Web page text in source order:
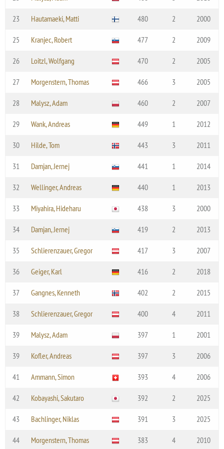
23 Hautamaeki, Matti 480 2 2000
25 Kranjec, Robert 477 2 2009
26 Loitzl, Wolfgang 470 2 2005
27 Morgenstern, Thomas 466 3 2005
28 Malysz, Adam 460 2 2007
29 Wank, Andreas 449 1 2012
30 Hilde, Tom 443 3 2011
31 Damjan, Jernej 441 1 2014
32 Wellinger, Andreas 440 1 2013
33 Miyahira, Hideharu 438 3 2000
34 Damjan, Jernej 419 2 2013
35 Schlierenzauer, Gregor 417 3 2007
36 Geiger, Karl 416 2 2018
37 Gangnes, Kenneth 402 2 2015
38 Schlierenzauer, Gregor 400 4 2011
39 Malysz, Adam 397 1 2001
39 Kofler, Andreas 397 3 2006
41 Ammann, Simon 393 4 2006
42 Kobayashi, Sakutaro 392 2 2025
43 Bachlinger, Niklas 391 3 2025
44 Morgenstern, Thomas 383 4 2010